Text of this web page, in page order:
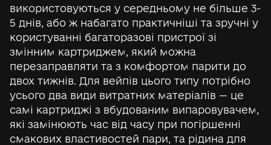
використовуються у середньому не більше 3-
5 днів, або ж набагато практичніші та зручні у
користуванні багаторазові пристрої зі
змінним картриджем, який можна
перезаправляти та з комфортом парити до
двох тижнів. Для вейпів цього типу потрібно
усього два види витратних матеріалів — це
самі картриджі з вбудованим випаровувачем,
які замінюють час від часу при погіршенні
смакових властивостей пари, та рідина для